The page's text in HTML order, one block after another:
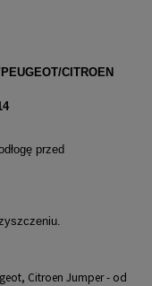
CITROEN
przed
Citroen Jumper - od